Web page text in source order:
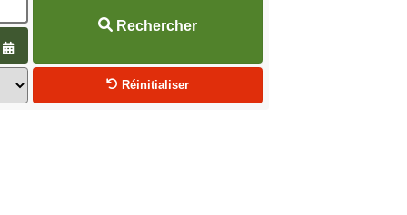
Ouvrir le calendrier
Rechercher
Réinitialiser